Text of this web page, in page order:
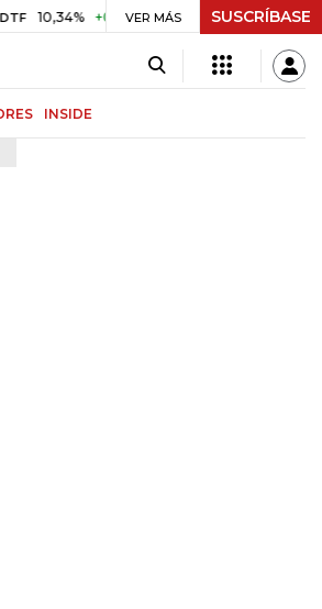
10,34% +0,10% +0,98% UVR $ 416,91 +$
VER MÁS SUSCRÍBASE
INSIDE